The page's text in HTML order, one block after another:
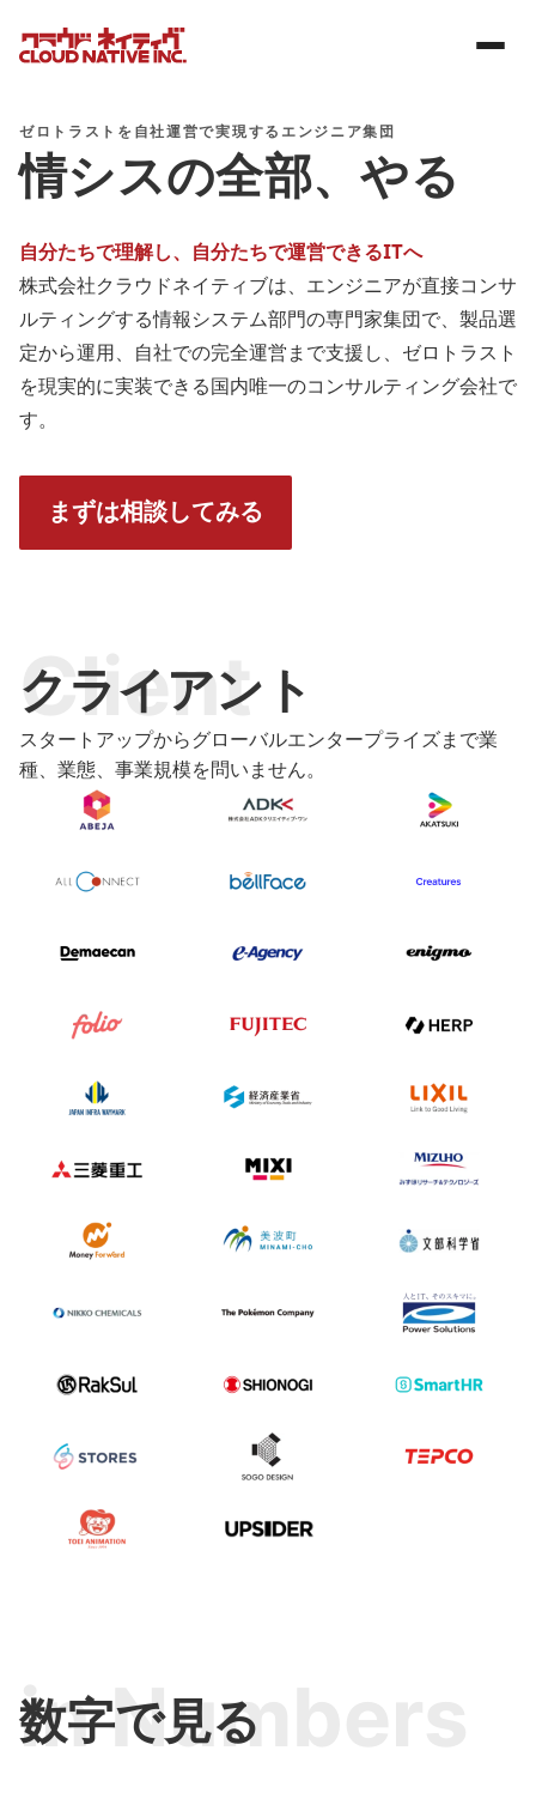
ゼロトラストを自社運営で実現するエンジニア集団
情シスの全部、やる
自分たちで理解し、自分たちで運営できるITへ
株式会社クラウドネイティブは、エンジニアが直接コンサ
ルティングする情報システム部門の専門家集団で、製品選
定から運用、自社での完全運営まで支援し、ゼロトラスト
を現実的に実装できる国内唯一のコンサルティング会社で
す。
まずは相談してみる
クライアント
Client
スタートアップからグローバルエンタープライズまで業
種、業態、事業規模を問いません。
数字で見る
in Numbers